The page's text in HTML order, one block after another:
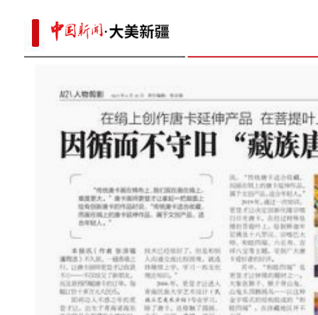
中哈300余家企业参加首届
vil